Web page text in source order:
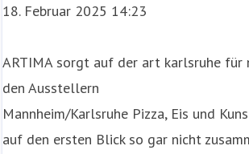
18. Februar 2025 14:23
ARTIMA sorgt auf der art karlsruhe für
den Ausstellern
Mannheim/Karlsruhe Pizza, Eis und
auf den ersten Blick so gar nicht